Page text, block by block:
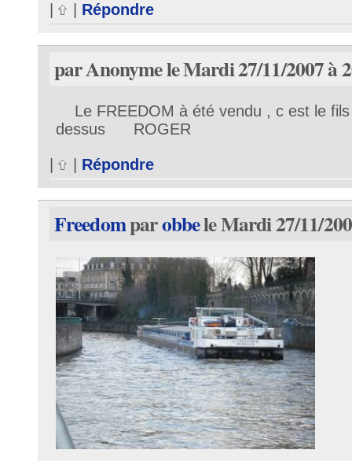
Répondre
par Anonyme le Mardi 27/11/2007 à
Le FREEDOM à été vendu , c est le
dessus ROGER
Répondre
Freedomparobbele Mardi 27/11/